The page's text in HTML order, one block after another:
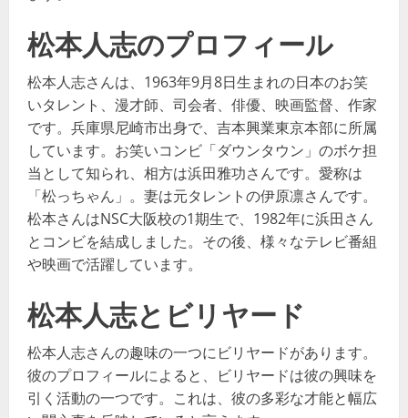
松本人志のプロフィール
松本人志さんは、1963年9月8日生まれの日本のお笑
いタレント、漫才師、司会者、俳優、映画監督、作家
です。兵庫県尼崎市出身で、吉本興業東京本部に所属
しています。お笑いコンビ「ダウンタウン」のボケ担
当として知られ、相方は浜田雅功さんです。愛称は
「松っちゃん」。妻は元タレントの伊原凛さんです。
松本さんはNSC大阪校の1期生で、1982年に浜田さん
とコンビを結成しました。その後、様々なテレビ番組
や映画で活躍しています​​。
松本人志とビリヤード
松本人志さんの趣味の一つにビリヤードがあります。
彼のプロフィールによると、ビリヤードは彼の興味を
引く活動の一つです。これは、彼の多彩な才能と幅広